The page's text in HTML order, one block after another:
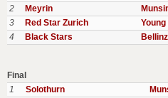
2
Meyrin
3
Red Star Zurich Young
4
Black Stars
Final
1
Solothurn